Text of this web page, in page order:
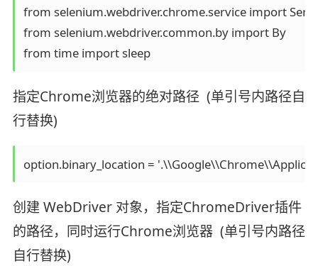
from selenium.webdriver.chrome.service import
from selenium.webdriver.common.by import By
from time import sleep
指定Chrome浏览器的绝对路径 (单引号内路径自
行替换)
option.binary_location =
创建 WebDriver 对象，指定ChromeDriver插件
的路径，同时运行Chrome浏览器 (单引号内路径
自行替换)